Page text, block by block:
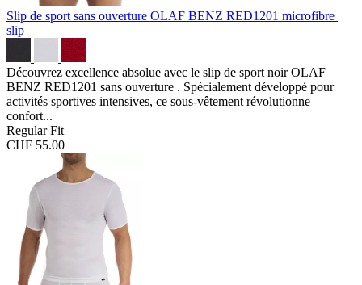
Slip de sport sans ouverture OLAF BENZ RED1201 microfibre |
slip
Découvrez excellence absolue avec le slip de sport noir OLAF
BENZ RED1201 sans ouverture . Spécialement développé pour
activités sportives intensives, ce sous-vêtement révolutionne
confort...
Regular Fit
CHF 55.00